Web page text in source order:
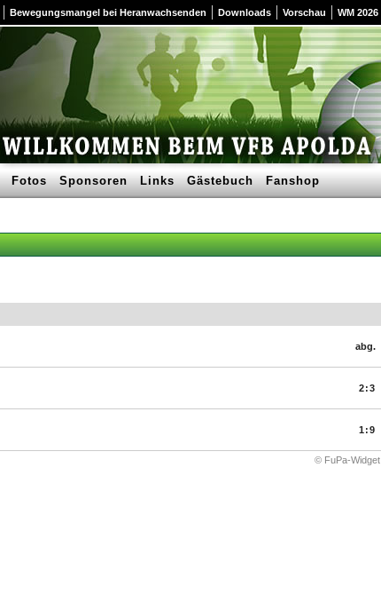
Bewegungsmangel bei Heranwachsenden Downloads Vorschau WM 2026
Fotos Sponsoren Links Gästebuch Fanshop
abg.
2:3
1:9
© FuPa-Widget